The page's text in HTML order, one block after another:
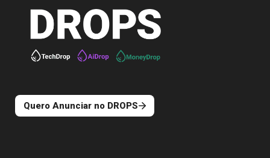
Quero Anunciar no DROPS